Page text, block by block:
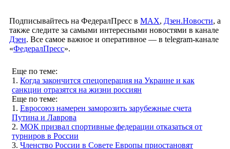
Подписывайтесь на ФедералПресс в МАХ, Дзен.Новости, а
также следите за самыми интересными новостями в канале
Дзен. Все самое важное и оперативное — в telegram-канале
«ФедералПресс».
Еще по теме:
1. Когда закончится спецоперация на Украине и как
санкции отразятся на жизни россиян
Еще по теме:
1. Евросоюз намерен заморозить зарубежные счета
Путина и Лаврова
2. МОК призвал спортивные федерации отказаться от
турниров в России
3. Членство России в Совете Европы приостановят